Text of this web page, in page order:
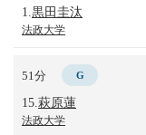
1. 黒田圭汰
法政大学
51分 G
15. 萩原蓮
法政大学